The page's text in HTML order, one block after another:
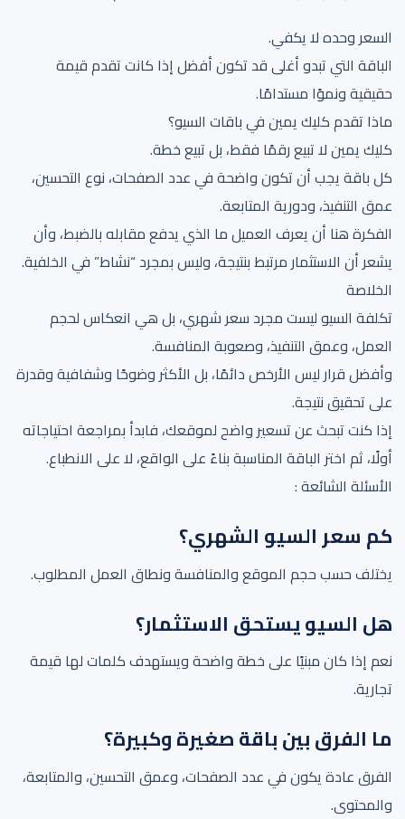
السعر وحده لا يكفي.
الباقة التي تبدو أغلى قد تكون أفضل إذا كانت تقدم قيمة
حقيقية ونموًا مستدامًا.
ماذا تقدم كليك يمين في باقات السيو؟
كليك يمين لا تبيع رقمًا فقط، بل تبيع خطة.
كل باقة يجب أن تكون واضحة في عدد الصفحات، نوع التحسين،
عمق التنفيذ، ودورية المتابعة.
الفكرة هنا أن يعرف العميل ما الذي يدفع مقابله بالضبط، وأن
يشعر أن الاستثمار مرتبط بنتيجة، وليس بمجرد “نشاط” في الخلفية.
الخلاصة
تكلفة السيو ليست مجرد سعر شهري، بل هي انعكاس لحجم
العمل، وعمق التنفيذ، وصعوبة المنافسة.
وأفضل قرار ليس الأرخص دائمًا، بل الأكثر وضوحًا وشفافية وقدرة
على تحقيق نتيجة.
إذا كنت تبحث عن تسعير واضح لموقعك، فابدأ بمراجعة احتياجاته
أولًا، ثم اختر الباقة المناسبة بناءً على الواقع، لا على الانطباع.
الأسئلة الشائعة :
كم سعر السيو الشهري؟
يختلف حسب حجم الموقع والمنافسة ونطاق العمل المطلوب.
هل السيو يستحق الاستثمار؟
نعم إذا كان مبنيًا على خطة واضحة ويستهدف كلمات لها قيمة
تجارية.
ما الفرق بين باقة صغيرة وكبيرة؟
الفرق عادة يكون في عدد الصفحات، وعمق التحسين، والمتابعة،
والمحتوى.